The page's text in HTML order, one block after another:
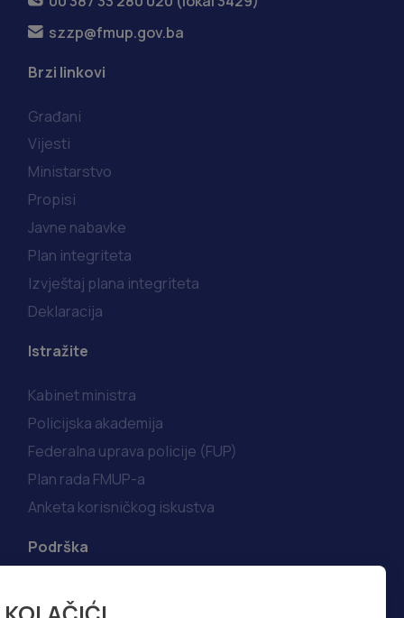
szzp@fmup.gov.ba
Brzi linkovi
Građani
Vijesti
Ministarstvo
Propisi
Javne nabavke
Plan integriteta
Izvještaj plana integriteta
Deklaracija
Istražite
Kabinet ministra
Policijska akademija
Federalna uprava policije (FUP)
Plan rada FMUP-a
Anketa korisničkog iskustva
Podrška